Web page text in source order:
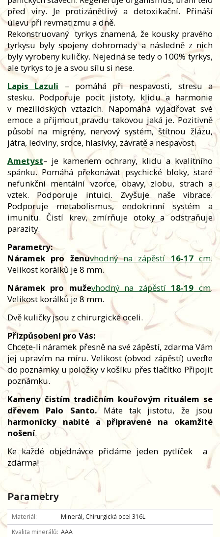
před viry. Je protizánětlivý a detoxikační. Přináší
úlevu při revmatizmu a dně.
Rekonstruovaný tyrkys znamená, že kousky pravého
tyrkysu byly spojeny dohromady a následně z nich
byly vyrobeny kuličky. Nejedná se tedy o 100% tyrkys,
ale tyrkys to je a svou sílu si nese.
Lapis Lazuli – pomáhá při nespavosti, stresu a
stesku. Podporuje pocit jistoty, klidu a harmonie
v mezilidských vztazích. Napomáhá vyjadřovat své
emoce a přijmout pravdu takovou jaká je. Pozitivně
působí na migrény, nervový systém, štítnou žlázu,
játra, ledviny, srdce, hlasivky, závratě a nespavost.
Ametyst– je kamenem ochrany, klidu a kvalitního
spánku. Pomáhá překonávat psychické bloky, staré
nefunkční mentální vzorce, obavy, zlobu, strach a
vztek. Podporuje intuici. Zvyšuje naše vibrace.
Podporuje metabolismus, endokrinní systém a
imunitu. Čistí krev, zmírňuje otoky a odstraňuje
parazity.
Parametry:
Náramek pro ženuvhodný na zápěstí 16-17cm.
Velikost korálků je 8 mm.
Náramek pro muževhodný na zápěstí18-19 cm.
Velikost korálků je 8 mm.
Dvě kuličky jsou z chirurgické oceli.
Přizpůsobení pro Vás:
Chcete-li náramek přesně na své zápěstí, zdarma Vám
jej upravím na míru. Velikost (obvod zápěstí) uveďte
do poznámky u položky v košíku přes tlačítko Připojit
poznámku.
Kameny čistím tradičním kouřovým rituálem se
dřevem Palo Santo.Máte tak jistotu, že jsou
harmonicky nabité a připravené na okamžité
nošení.
Ke každé objednávce přidáme jeden pytlíček
a
zdarma!
Parametry
Materiál
Minerál, Chirurgická ocel 316L
Kvalita minerálů AAA